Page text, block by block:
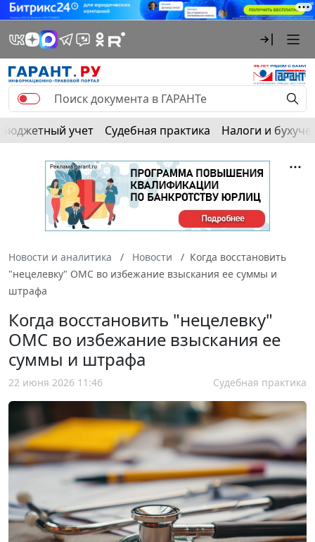
Бюджетный учет Судебная практика Налоги и
Новости и аналитика Новости
Когда восстановить
"нецелевку" ОМС во избежание взыскания ее суммы и
штрафа
Когда восстановить "нецелевку"
ОМС во избежание взыскания ее
суммы и штрафа
22 июня 2026 11:46 Судебная практика